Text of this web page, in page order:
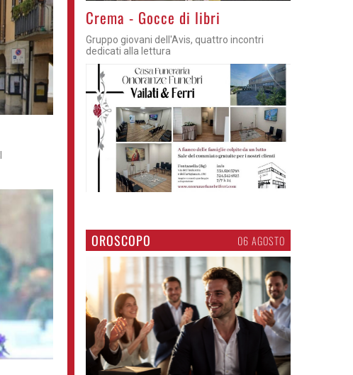
Crema - Gocce di libri
Gruppo giovani dell'Avis, quattro incontri
dedicati alla lettura
OROSCOPO 06 AGOSTO